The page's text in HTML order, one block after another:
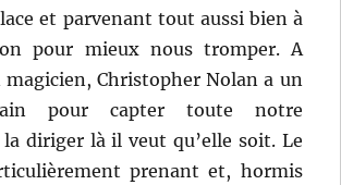
et parvenant tout aussi bien à
pour mieux nous tromper. A
magicien, Christopher Nolan a un
pour capter toute notre
diriger là il veut qu’elle soit. Le
prenant et, hormis